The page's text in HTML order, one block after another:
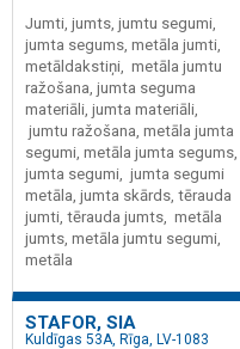
Jumti, jumts, jumtu segumi,
jumta segums, metāla jumti,
metāldakstiņi, metāla jumtu
ražošana, jumta seguma
materiāli, jumta materiāli,
jumtu ražošana, metāla jumta
segumi, metāla jumta segums,
jumta segumi, jumta segumi
metāla, jumta skārds, tērauda
jumti, tērauda jumts, metāla
jumts, metāla jumtu segumi,
metāla
STAFOR, SIA
Kuldīgas 53A, Rīga, LV-1083